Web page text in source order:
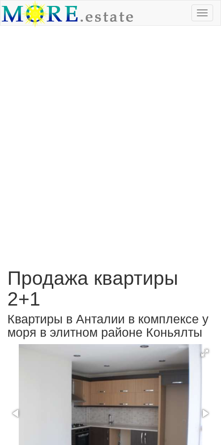
Продажа квартиры
2+1
Квартиры в Анталии в комплексе у
моря в элитном районе Коньялты